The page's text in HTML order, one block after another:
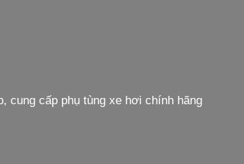
cung cấp phụ tùng xe hơi chính hãng